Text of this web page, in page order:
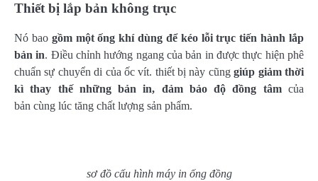
Thiết bị lắp bản không trục
Nó bao gồm một ống khí dùng để kéo lỗi trục tiến hành lắp
bản in. Điều chỉnh hướng ngang của bản in được thực hiện phê
chuẩn sự chuyển di của ốc vít. thiết bị này cũnggiúp giảm thời
kì thay thế những bản in, đảm bảo độ đồng tâmcủa
bản cùng lúc tăng chất lượng sản phẩm.
sơ đồ cấu hình máy in ống đồng